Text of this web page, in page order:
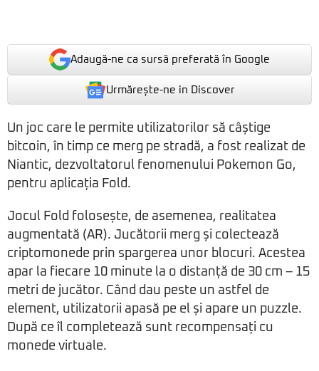
Adaugă-ne ca sursă preferată în Google
Urmărește-ne in Discover
Un joc care le permite utilizatorilor să câștige
bitcoin, în timp ce merg pe stradă, a fost realizat de
Niantic, dezvoltatorul fenomenului Pokemon Go,
pentru aplicația Fold.
Jocul Fold folosește, de asemenea, realitatea
augmentată (AR). Jucătorii merg și colectează
criptomonede prin spargerea unor blocuri. Acestea
apar la fiecare 10 minute la o distanță de 30 cm – 15
metri de jucător. Când dau peste un astfel de
element, utilizatorii apasă pe el și apare un puzzle.
După ce îl completează sunt recompensați cu
monede virtuale.